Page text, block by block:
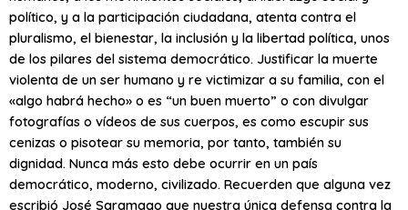
político, y a la participación ciudadana, atenta contra el
pluralismo, el bienestar, la inclusión y la libertad política, unos
de los pilares del sistema democrático. Justificar la muerte
violenta de un ser humano y re victimizar a su familia, con el
«algo habrá hecho» o es “un buen muerto” o con divulgar
fotografías o vídeos de sus cuerpos, es como escupir sus
cenizas o pisotear su memoria, por tanto, también su
dignidad. Nunca más esto debe ocurrir en un país
democrático, moderno, civilizado. Recuerden que alguna vez
escribió José Saramago que nuestra única defensa contra la